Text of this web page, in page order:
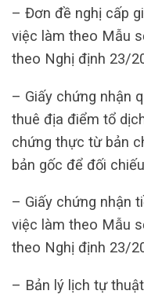
– Đơn đề nghị cấp
việc làm theo Mẫu
theo Nghị định 23/
– Giấy chứng nhận
thuê địa điểm tổ
chứng thực từ bản
bản gốc để đối
– Giấy chứng nhận
việc làm theo Mẫu
theo Nghị định 23/
– Bản lý lịch tự